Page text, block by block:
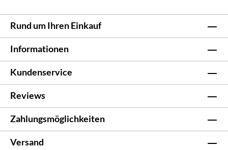
Rund um Ihren Einkauf
Informationen
Kundenservice
Reviews
Zahlungsmöglichkeiten
Versand